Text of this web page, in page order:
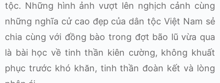
tộc. Những hình ảnh vượt lên nghịch cảnh cùng
những nghĩa cử cao đẹp của dân tộc Việt Nam sẻ
chia cùng với đồng bào trong đợt bão lũ vừa qua
là bài học về tinh thần kiên cường, không khuất
phục trước khó khăn, tinh thần đoàn kết và lòng